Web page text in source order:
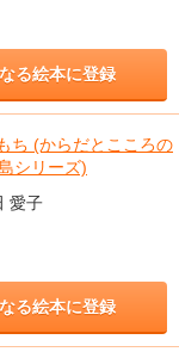
る絵本に登録
ち (からだとこころの
シリーズ)
愛子
る絵本に登録